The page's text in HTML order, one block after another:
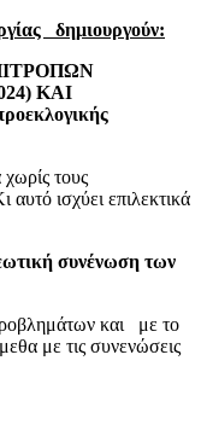
δημιουργούν:
ΚΑΙ
τους
ισχύει επιλεκτικά
συνένωση των
και με το
με τις συνενώσεις